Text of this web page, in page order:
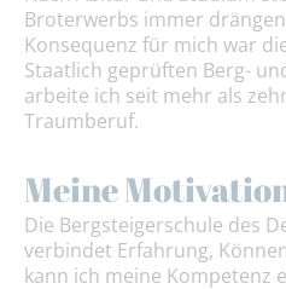
Broterwerbs immer
Konsequenz für mich war
Staatlich geprüften Berg-
arbeite ich seit mehr als
Traumberuf.
Meine
Die Bergsteigerschule des
verbindet Erfahrung,
kann ich meine Kompetenz